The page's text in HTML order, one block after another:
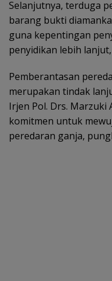
Selanjutnya, terduga
barang bukti
guna kepentingan
penyidikan lebih
Pemberantasan
merupakan tindak
Irjen Pol. Drs. Marzuki
komitmen untuk
peredaran ganja,